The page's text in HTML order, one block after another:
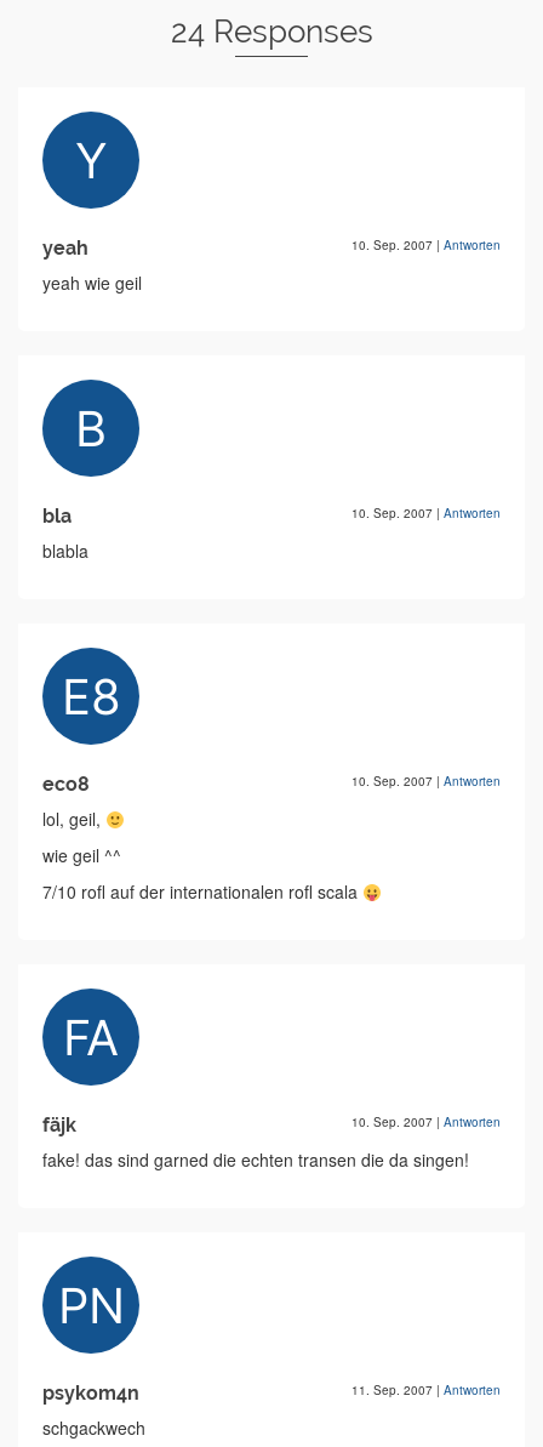
24 Responses
yeah 10. Sep. 2007 | Antworten
yeah wie geil
bla 10. Sep. 2007 | Antworten
blabla
eco8 10. Sep. 2007 | Antworten
lol, geil,
wie geil ^^
7/10 rofl auf der internationalen rofl scala
fäjk 10. Sep. 2007 | Antworten
fake! das sind garned die echten transen die da singen!
psykom4n 11. Sep. 2007 | Antworten
schgackwech